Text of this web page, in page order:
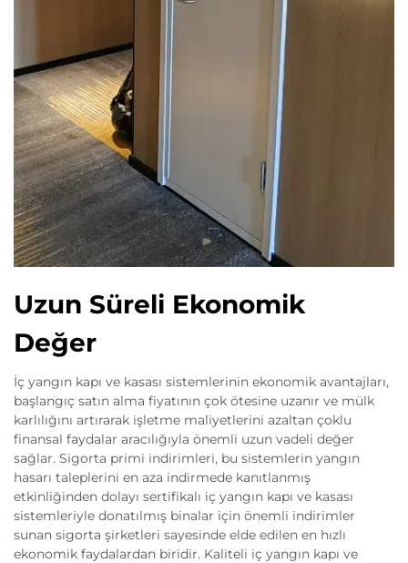
Uzun Süreli Ekonomik
Değer
İç yangın kapı ve kasası sistemlerinin ekonomik avantajları,
başlangıç satın alma fiyatının çok ötesine uzanır ve mülk
karlılığını artırarak işletme maliyetlerini azaltan çoklu
finansal faydalar aracılığıyla önemli uzun vadeli değer
sağlar. Sigorta primi indirimleri, bu sistemlerin yangın
hasarı taleplerini en aza indirmede kanıtlanmış
etkinliğinden dolayı sertifikalı iç yangın kapı ve kasası
sistemleriyle donatılmış binalar için önemli indirimler
sunan sigorta şirketleri sayesinde elde edilen en hızlı
ekonomik faydalardan biridir. Kaliteli iç yangın kapı ve